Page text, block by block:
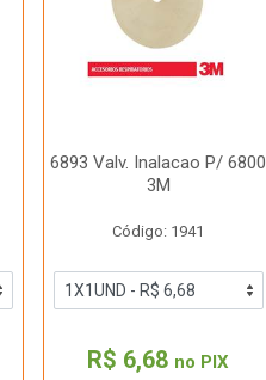
6893 Valv. Inalacao P/ 6800
3M
Código: 1941
R$ 6,68 no PIX